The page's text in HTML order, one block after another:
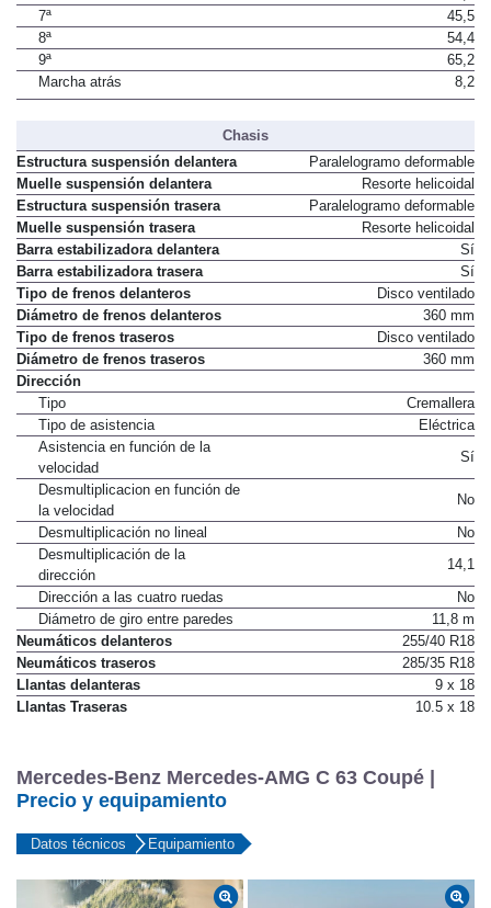
6ª
39,1
7ª
45,5
8ª
54,4
9ª
65,2
Marcha atrás
8,2
Chasis
Estructura suspensión delantera
Paralelogramo deformable
Muelle suspensión delantera
Resorte helicoidal
Estructura suspensión trasera
Paralelogramo deformable
Muelle suspensión trasera
Resorte helicoidal
Barra estabilizadora delantera
Sí
Barra estabilizadora trasera
Sí
Tipo de frenos delanteros
Disco ventilado
Diámetro de frenos delanteros
360 mm
Tipo de frenos traseros
Disco ventilado
Diámetro de frenos traseros
Dirección
Tipo
Cremallera
Tipo de asistencia
Asistencia en función de la
velocidad
Sí
Desmultiplicacion en función de
la velocidad
No
Desmultiplicación no lineal
Desmultiplicación de la
dirección
14,1
Dirección a las cuatro ruedas
No
Diámetro de giro entre paredes
11,8 m
Neumáticos delanteros
255/40 R18
Neumáticos traseros
285/35 R18
Llantas delanteras
9 x 18
Mercedes-Benz Mercedes-AMG C 63 Coupé |
Precio y equipamiento